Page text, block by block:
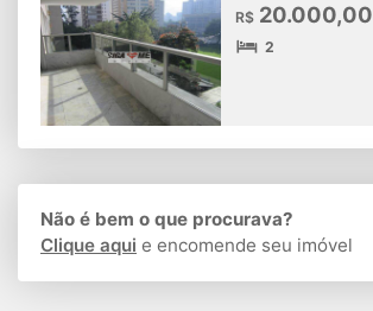
R$ 20.000,00
2
Não é bem o que procurava?
Clique aqui e encomende seu imóvel